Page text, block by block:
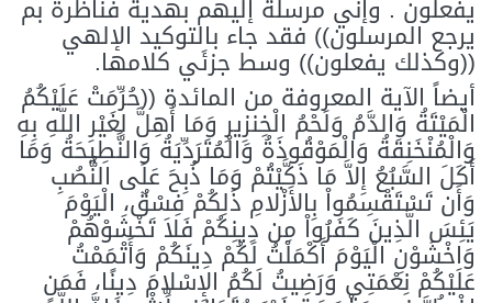
يفعلون . وإني مرسلة إليهم بهدية فناظرة بم
يرجع المرسلون)) فقد جاء بالتوكيد الإلهي
((وكذلك يفعلون)) وسط جزئَي كلامها.
أيضاً الآية المعروفة من المائدة ((حُرِّمَتْ عَلَيْكُمُ
الْمَيْتَةُ وَالدَّمُ وَلَحْمُ الْخِنزِيرِ وَمَا أُهِلَّ لِغَيْرِ اللَّهِ بِهِ
وَالْمُنْخَنِقَةُ وَالْمَوْقُوذَةُ وَالْمُتَرَدِّيَةُ وَالنَّطِيحَةُ وَمَا
أَكَلَ السَّبُعُ إِلاَّ مَا ذَكَّيْتُمْ وَمَا ذُبِحَ عَلَى النُّصُبِ
وَأَن تَسْتَقْسِمُواْ بِالأَزْلامِ ذَلِكُمْ فِسْقٌ، الْيَوْمَ
يَئِسَ الَّذِينَ كَفَرُواْ مِن دِينِكُمْ فَلاَ تَخْشَوْهُمْ
وَاخْشَوْنِ الْيَوْمَ أَكْمَلْتُ لَكُمْ دِينَكُمْ وَأَتْمَمْتُ
عَلَيْكُمْ نِعْمَتِي وَرَضِيتُ لَكُمُ الإِسْلامَ دِينًا، فَمَنِ